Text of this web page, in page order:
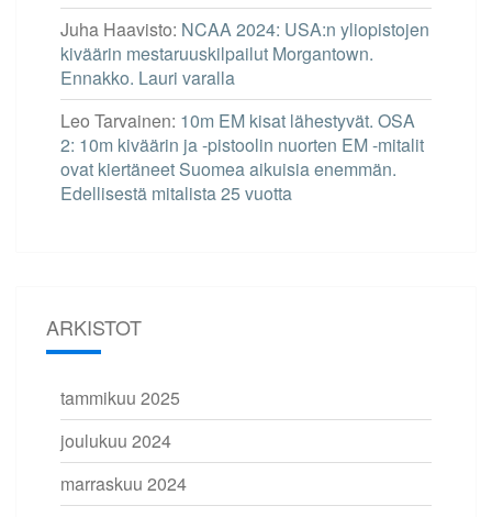
Juha Haavisto: NCAA 2024: USA:n yliopistojen
kiväärin mestaruuskilpailut Morgantown.
Ennakko. Lauri varalla
Leo Tarvainen: 10m EM kisat lähestyvät. OSA
2: 10m kiväärin ja -pistoolin nuorten EM -mitalit
ovat kiertäneet Suomea aikuisia enemmän.
Edellisestä mitalista 25 vuotta
ARKISTOT
tammikuu 2025
joulukuu 2024
marraskuu 2024